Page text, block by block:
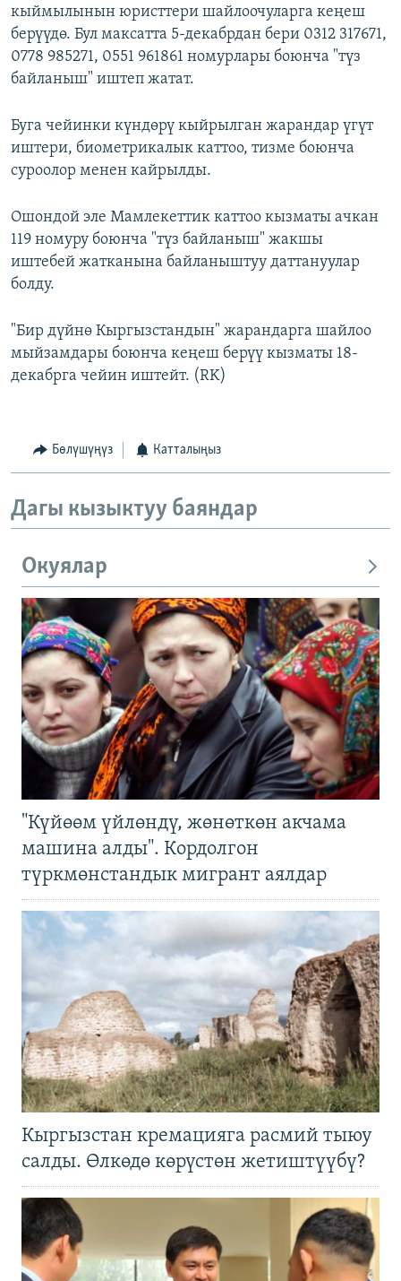
кыймылынын юристтери шайлоочуларга кеңеш
берүүдө. Бул максатта 5-декабрдан бери 0312 317671,
0778 985271, 0551 961861 номурлары боюнча "түз
байланыш" иштеп жатат.
Буга чейинки күндөрү кыйрылган жарандар үгүт
иштери, биометрикалык каттоо, тизме боюнча
суроолор менен кайрылды.
Ошондой эле Мамлекеттик каттоо кызматы ачкан
119 номуру боюнча "түз байланыш" жакшы
иштебей жатканына байланыштуу даттануулар
болду.
"Бир дүйнө Кыргызстандын" жарандарга шайлоо
мыйзамдары боюнча кеңеш берүү кызматы 18-
декабрга чейин иштейт. (RK)
Бөлүшүңүз Катталыңыз
Дагы кызыктуу баяндар
Окуялар
"Күйөөм үйлөндү, жөнөткөн акчама
машина алды". Кордолгон
түркмөнстандык мигрант аялдар
Кыргызстан кремацияга расмий тыюу
салды. Өлкөдө көрүстөн жетиштүүбү?